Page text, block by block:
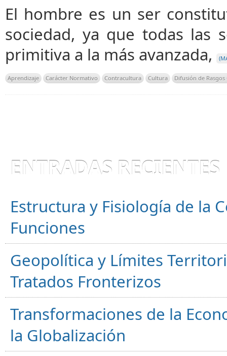
El hombre es un ser
sociedad, ya que todas las
primitiva a la más avanzada,
Aprendizaje Carácter Normativo Contracultura Cultura Difusión de
ENTRADAS RECIENTES
Estructura y Fisiología de la
Funciones
Geopolítica y Límites
Tratados Fronterizos
Transformaciones de la
la Globalización